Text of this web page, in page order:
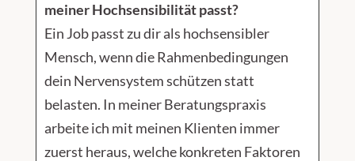
meiner Hochsensibilität passt?
Ein Job passt zu dir als hochsensibler
Mensch, wenn die Rahmenbedingungen
dein Nervensystem schützen statt
belasten. In meiner Beratungspraxis
arbeite ich mit meinen Klienten immer
zuerst heraus, welche konkreten Faktoren